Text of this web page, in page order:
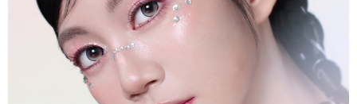
後付繳納相關費用。
※ 交易是否成功請以「AFTEE先享後付 」之結帳頁面顯示為準，若有關於
是否繳費成功／繳費後需取消欲退款等相關疑問，請聯繫「AFTEE先享後付
客戶支援中心」https://netprotections.freshdesk.com/support/home
１．透過由恩沛科技股份有限公司提供之「AFTEE先享後付」服務完成之交
付款後7-11取貨
每筆NT$65，滿NT$499(含以上)免運費
每筆NT$85，滿NT$499(含以上)免運費